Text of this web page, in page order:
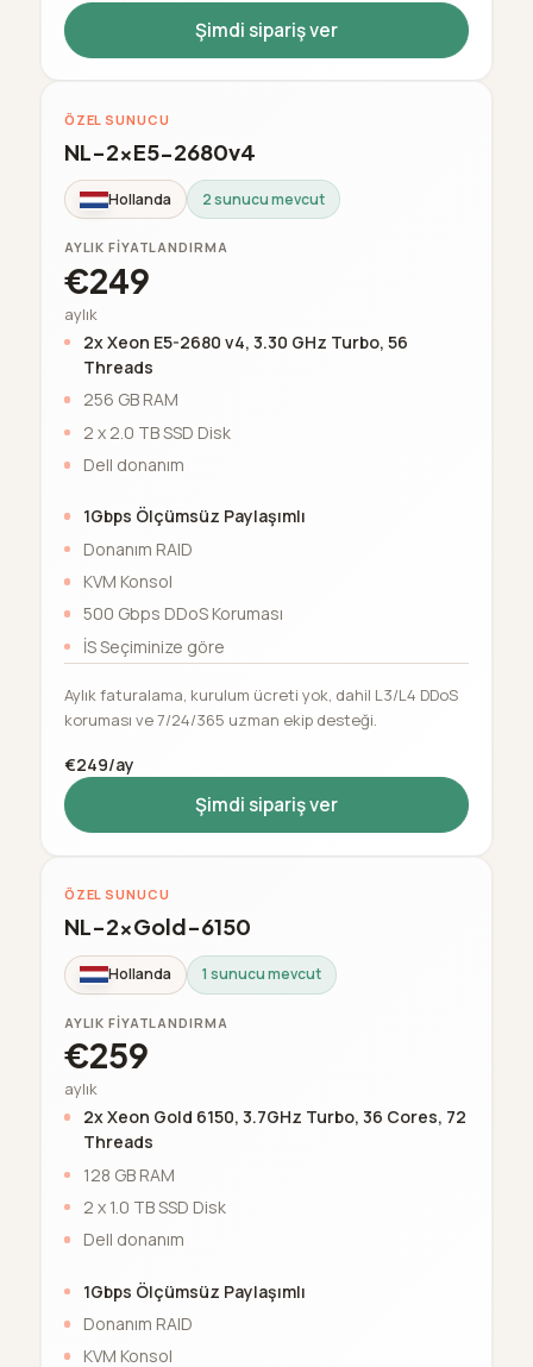
Şimdi sipariş ver
ÖZEL SUNUCU
NL-2xE5-2680v4
Hollanda 2 sunucu mevcut
AYLIK FIYATLANDIRMA
€249
aylık
2x Xeon E5-2680 v4, 3.30 GHz Turbo, 56
Threads
256 GB RAM
2 x 2.0 TB SSD Disk
Dell donanım
1Gbps Ölçümsüz Paylaşımlı
Donanım RAID
KVM Konsol
500 Gbps DDoS Koruması
İS Seçiminize göre
Aylık faturalama, kurulum ücreti yok, dahil L3/L4 DDoS
koruması ve 7/24/365 uzman ekip desteği.
€249/ay
Şimdi sipariş ver
ÖZEL SUNUCU
NL-2xGold-6150
Hollanda 1 sunucu mevcut
AYLIK FIYATLANDIRMA
€259
aylık
2x Xeon Gold 6150, 3.7GHz Turbo, 36 Cores, 72
Threads
128 GB RAM
2 x 1.0 TB SSD Disk
Dell donanım
1Gbps Ölçümsüz Paylaşımlı
Donanım RAID
KVM Konsol